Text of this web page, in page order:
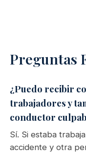
Preguntas
¿Puedo recibir
trabajadores y
conductor
Sí. Si estaba
accidente y otra